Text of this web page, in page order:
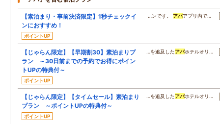
【素泊まり・事前決済限定】1秒チェックイ
ンにおすすめ！
ポイントUP
…ンです。 アパアプリ内で…
【じゃらん限定】【早期割30】素泊まりプ
ラン ～30日前までの予約でお得にポイン
トUPの特典付～
ポイントUP
…を追及したアパホテルオリ…
【じゃらん限定】【タイムセール】素泊まり
プラン ～ポイントUPの特典付～
ポイントUP
…を追及したアパホテルオリ…